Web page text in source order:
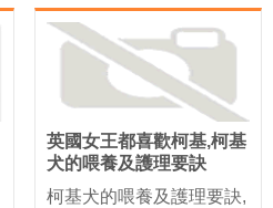
英國女王都喜歡柯基,柯基
犬的喂養及護理要訣
柯基犬的喂養及護理要訣,